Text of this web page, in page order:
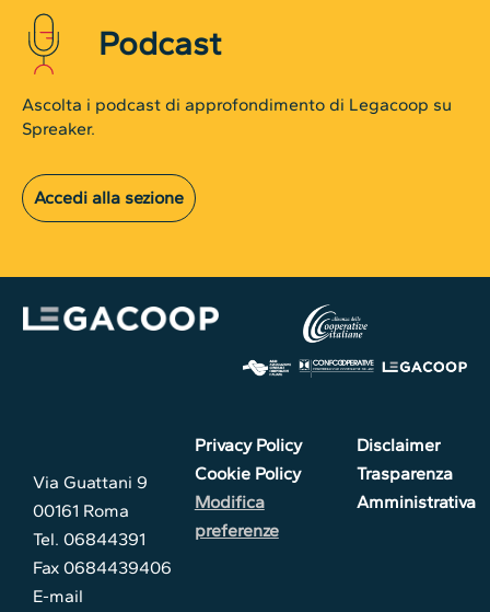
Podcast
Ascolta i podcast di approfondimento di Legacoop su
Spreaker.
Accedi alla sezione
Via Guattani 9
00161 Roma
Tel. 06844391
Fax 0684439406
E-mail
Privacy Policy
Cookie Policy
Modifica
preferenze
Disclaimer
Trasparenza
Amministrativa